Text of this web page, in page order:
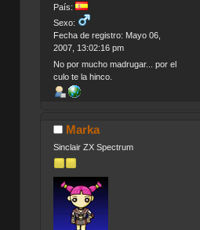
País:
Sexo:
Fecha de registro: Mayo 06,
2007, 13:02:16 pm
No por mucho madrugar... por el
culo te la hinco.
Marka
Sinclair ZX Spectrum